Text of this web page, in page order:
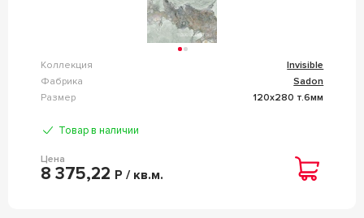
Коллекция
Invisible
Фабрика
Sadon
Размер
120x280 т.6мм
Товар в наличии
Цена
8 375,22 Р / кв.м.